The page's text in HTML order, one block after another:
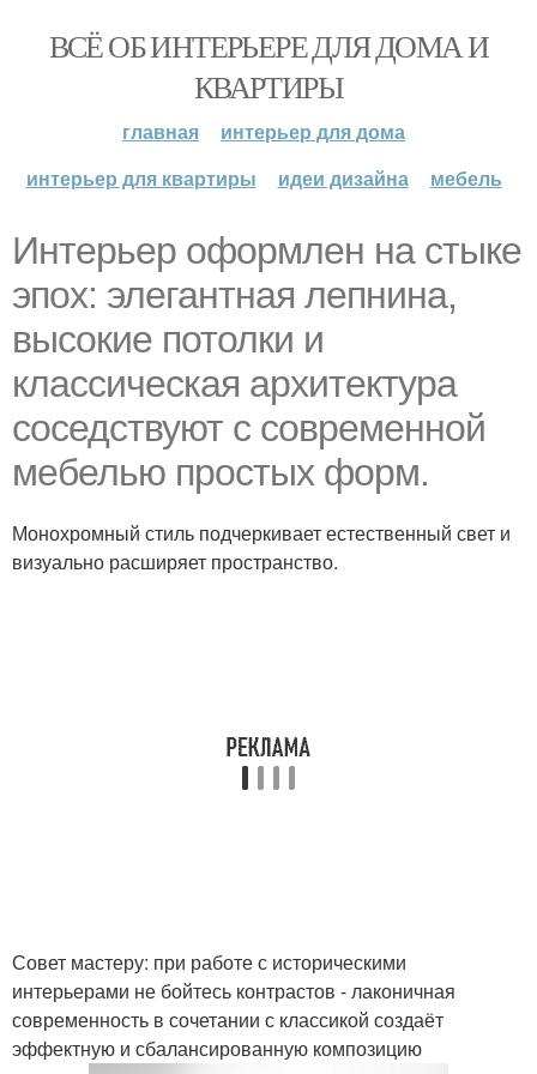
ВСЁ ОБ ИНТЕРЬЕРЕ ДЛЯ ДОМА И
КВАРТИРЫ
главная
интерьер для дома
интерьер для квартиры
идеи дизайна мебель
Интерьер оформлен на стыке
эпох: элегантная лепнина,
высокие потолки и
классическая архитектура
соседствуют с современной
мебелью простых форм.
Монохромный стиль подчеркивает естественный свет и
визуально расширяет пространство.
Совет мастеру: при работе с историческими
интерьерами не бойтесь контрастов - лаконичная
современность в сочетании с классикой создаёт
эффектную и сбалансированную композицию